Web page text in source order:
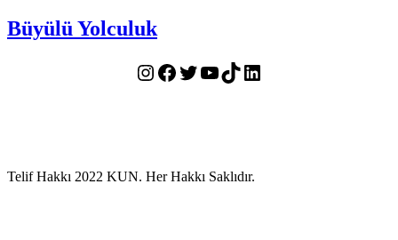
Büyülü Yolculuk
Instagram
Facebook
Twitter
YouTube
TikTokLinkedIn
Telif Hakkı 2022 KUN. Her Hakkı Saklıdır.